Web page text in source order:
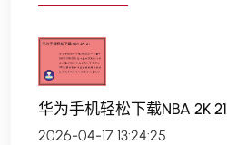
华为手机轻松下载NBA 2K 21
2026-04-17 13:24:25